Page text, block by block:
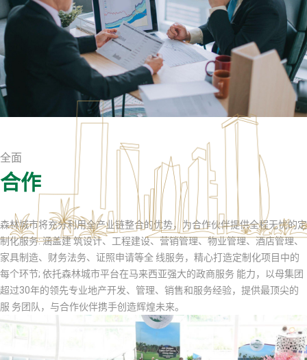
全面
合作
森林城市将充分利用全产业链整合的优势，为合作伙伴提供全程无忧的定
制化服务: 涵盖建 筑设计、工程建设、营销管理、物业管理、酒店管理、
家具制造、财务法务、证照申请等全 线服务，精心打造定制化项目中的
每个环节; 依托森林城市平台在马来西亚强大的政商服务 能力，以母集团
超过30年的领先专业地产开发、管理、销售和服务经验，提供最顶尖的
服 务团队，与合作伙伴携手创造辉煌未来。